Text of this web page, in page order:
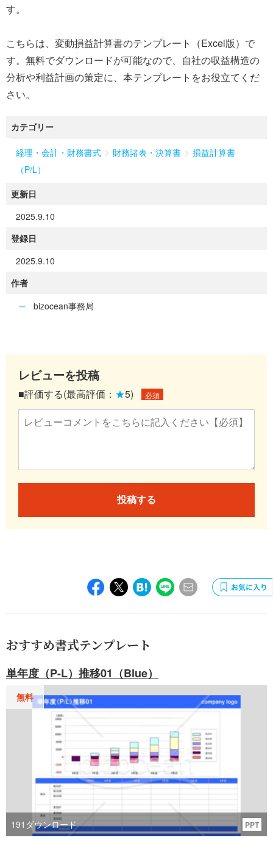
す。
こちらは、変動損益計算書のテンプレート（Excel版）で
す。無料でダウンロードが可能なので、自社の収益構造の
分析や利益計画の策定に、本テンプレートをお役立てくだ
さい。
カテゴリー
経理・会計・財務書式 > 財務諸表・決算書 > 損益計算書
（P/L）
更新日
2025.9.10
登録日
2025.9.10
作者
bizocean事務局
レビューを投稿
■評価する(最高評価： ★5) 必須
投稿する
おすすめ書式テンプレート
単年度（P-L）推移01（Blue）
無料
191 ダウンロード PPT